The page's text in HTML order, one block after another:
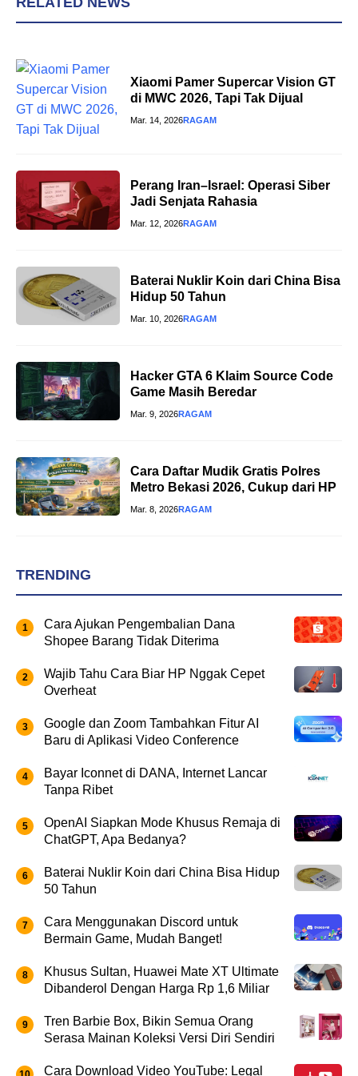
Xiaomi Pamer Supercar Vision GT
di MWC 2026, Tapi Tak Dijual
Mar. 14, 2026RAGAM
Perang Iran–Israel: Operasi Siber
Jadi Senjata Rahasia
Mar. 12, 2026RAGAM
Baterai Nuklir Koin dari China Bisa
Hidup 50 Tahun
Mar. 10, 2026RAGAM
Hacker GTA 6 Klaim Source Code
Game Masih Beredar
Mar. 9, 2026RAGAM
Cara Daftar Mudik Gratis Polres
Metro Bekasi 2026, Cukup dari HP
Mar. 8, 2026RAGAM
TRENDING
Cara Ajukan Pengembalian Dana
Shopee Barang Tidak Diterima
Wajib Tahu Cara Biar HP Nggak Cepet
Overheat
Google dan Zoom Tambahkan Fitur AI
Baru di Aplikasi Video Conference
Bayar Iconnet di DANA, Internet Lancar
Tanpa Ribet
OpenAI Siapkan Mode Khusus Remaja di
ChatGPT, Apa Bedanya?
Baterai Nuklir Koin dari China Bisa Hidup
50 Tahun
Cara Menggunakan Discord untuk
Bermain Game, Mudah Banget!
Khusus Sultan, Huawei Mate XT Ultimate
Dibanderol Dengan Harga Rp 1,6 Miliar
Tren Barbie Box, Bikin Semua Orang
Serasa Mainan Koleksi Versi Diri Sendiri
Cara Download Video YouTube: Legal